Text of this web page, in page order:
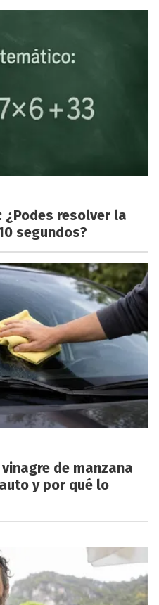
resolver la
segundos?
de manzana
y por qué lo